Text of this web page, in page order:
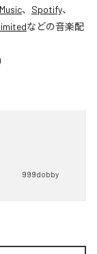
、 Spotify、
などの音楽配
999dobby